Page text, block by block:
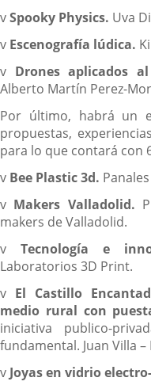
vSpooky Physics. Uva
v Escenografía lúdica.
v Drones aplicados
Alberto Martín Perez-
Por último, habrá un
propuestas,
para lo que contará con
v Bee Plastic 3d.
v Makers Valladolid.
makers de Valladolid.
v Tecnología e
Laboratorios 3D Print.
v El Castillo
medio rural con
iniciativa publico-
fundamental. Juan Villa –
v Joyas en vidrio